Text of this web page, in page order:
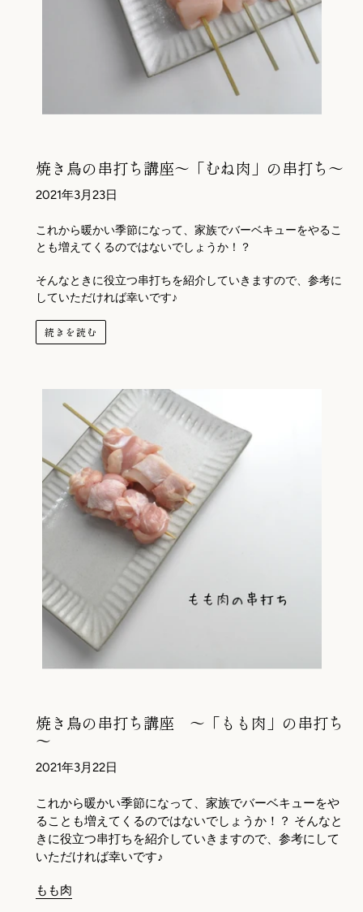
焼き鳥の串打ち講座～「むね肉」の串打ち～
2021年3月23日
これから暖かい季節になって、家族でバーベキューをやるこ
とも増えてくるのではないでしょうか！？
そんなときに役立つ串打ちを紹介していきますので、参考に
していただければ幸いです♪
続きを読む
焼き鳥の串打ち講座 ～「もも肉」の串打ち
～
2021年3月22日
これから暖かい季節になって、家族でバーベキューをや
ることも増えてくるのではないでしょうか！？ そんなと
きに役立つ串打ちを紹介していきますので、参考にして
いただければ幸いです♪
もも肉